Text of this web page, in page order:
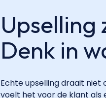
Upselling
Denk in
Echte upselling draait niet
voelt het voor de klant als